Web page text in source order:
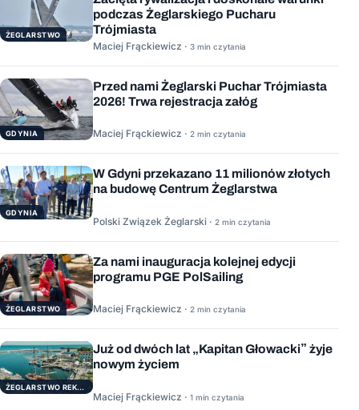
ŻEGLARSTWO
podczas Żeglarskiego Pucharu
Trójmiasta
Maciej Frąckiewicz · 3 min czytania
GDYNIA
Przed nami Żeglarski Puchar Trójmiasta
2026! Trwa rejestracja załóg
Maciej Frąckiewicz · 2 min czytania
GDYNIA
W Gdyni przekazano 11 milionów złotych
na budowę Centrum Żeglarstwa
Polski Związek Żeglarski · 2 min czytania
ŻEGLARSTWO
Za nami inauguracja kolejnej edycji
programu PGE PolSailing
Maciej Frąckiewicz · 2 min czytania
ŻEGLARSTWO REKERACYJNE
Już od dwóch lat „Kapitan Głowacki” żyje
nowym życiem
Maciej Frąckiewicz · 1 min czytania